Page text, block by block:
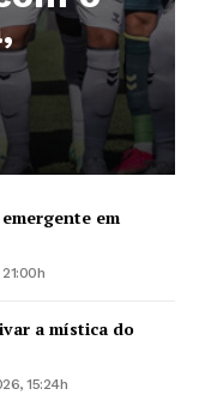
em
a mística do
15:24h